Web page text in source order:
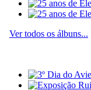
Ver todos os álbuns...